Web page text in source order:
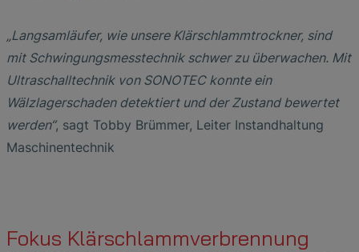
„Langsamläufer, wie unsere Klärschlammtrockner, sind
mit Schwingungsmesstechnik schwer zu überwachen. Mit
Ultraschalltechnik von SONOTEC konnte ein
Wälzlagerschaden detektiert und der Zustand bewertet
werden“, sagt Tobby Brümmer, Leiter Instandhaltung
Maschinentechnik
Fokus Klärschlammverbrennung